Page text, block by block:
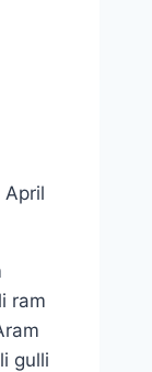
April
ram
gulli